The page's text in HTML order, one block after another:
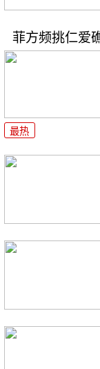
菲方频挑仁爱
最热